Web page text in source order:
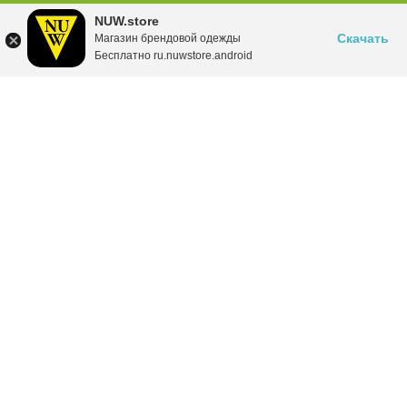
NUW.store
Магазин брендовой одежды
Бесплатно ru.nuwstore.android
Скачать